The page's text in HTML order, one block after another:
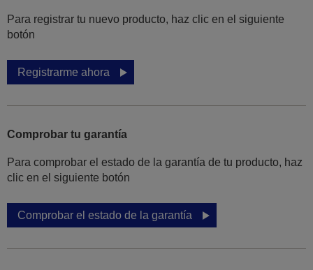
Para registrar tu nuevo producto, haz clic en el siguiente
botón
Registrarme ahora
Comprobar tu garantía
Para comprobar el estado de la garantía de tu producto, haz
clic en el siguiente botón
Comprobar el estado de la garantía